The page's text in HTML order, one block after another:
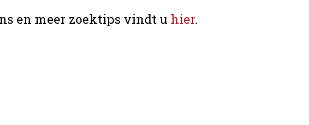
en meer zoektips vindt u hier.